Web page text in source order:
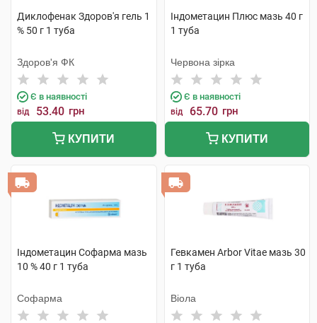
Диклофенак Здоров'я гель 1
% 50 г 1 туба
Здоров'я ФК
Є в наявності
від 53.40 грн
КУПИТИ
Індометацин Плюс мазь 40 г
1 туба
Червона зірка
Є в наявності
від 65.70 грн
КУПИТИ
Індометацин Софарма мазь
10 % 40 г 1 туба
Софарма
Гевкамен Arbor Vitae мазь 30
г 1 туба
Віола